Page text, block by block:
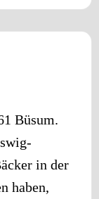
Büsum.
in der
haben,